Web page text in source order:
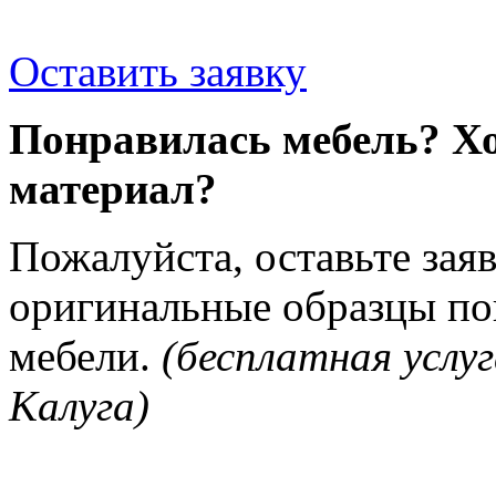
Оставить заявку
Понравилась мебель?
материал?
Пожалуйста, оставьте
оригинальные образцы
мебели. (бесплатная
Калуга)